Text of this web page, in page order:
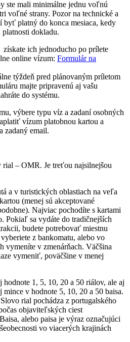
ste mali minimálne jednu voľnú
voľné strany. Pozor na technické a
byť platný do konca mesiaca, kedy
dokladu.
ich jednoducho po prílete
online vízum: Formulár na
týždeň pred plánovaným príletom
majte pripravenú aj vašu
do systému.
výbere typu víz a zadaní osobných
vízum platobnou kartou a
zadaný email.
rial – OMR. Je treťou najsilnejšou
a v turistických oblastiach na veľa
(menej sú akceptované
Najviac pochodíte s kartami
Pokiaľ sa vydáte do tradičnejších
budete potrebovať miestnu
z bankomatu, alebo vo
vymeníte v zmenárňach. Väčšina
vymeniť, poväčšine v menej
1, 5, 10, 20 a 50 riálov, ale aj
mince v hodnote 5, 10, 20 a 50 baisa.
rial pochádza z portugalského
objaviteľských ciest
alebo paisa je výraz označujúci
vo viacerých krajinách